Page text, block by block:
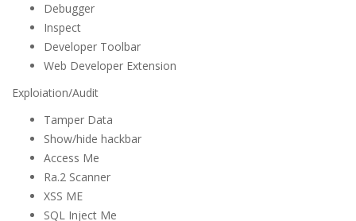
Debugger
Inspect
Developer Toolbar
Web Developer Extension
Exploiation/Audit
Tamper Data
Show/hide hackbar
Access Me
Ra.2 Scanner
XSS ME
SQL Inject Me